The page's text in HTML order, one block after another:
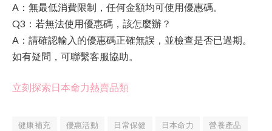
A：無最低消費限制，任何金額均可使用優惠碼。
Q3：若無法使用優惠碼，該怎麼辦？
A：請確認輸入的優惠碼正確無誤，並檢查是否已過期。
如有疑問，可聯繫客服協助。
立刻探索日本命力熱賣品類
健康補充 優惠活動 日常保健 日本命力 營養產品